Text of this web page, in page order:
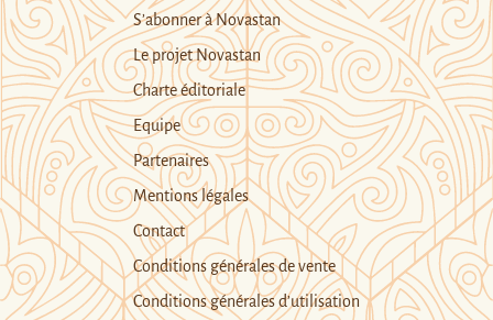
S’abonner à Novastan
Le projet Novastan
Charte éditoriale
Equipe
Partenaires
Mentions légales
Contact
Conditions générales de vente
Conditions générales d’utilisation